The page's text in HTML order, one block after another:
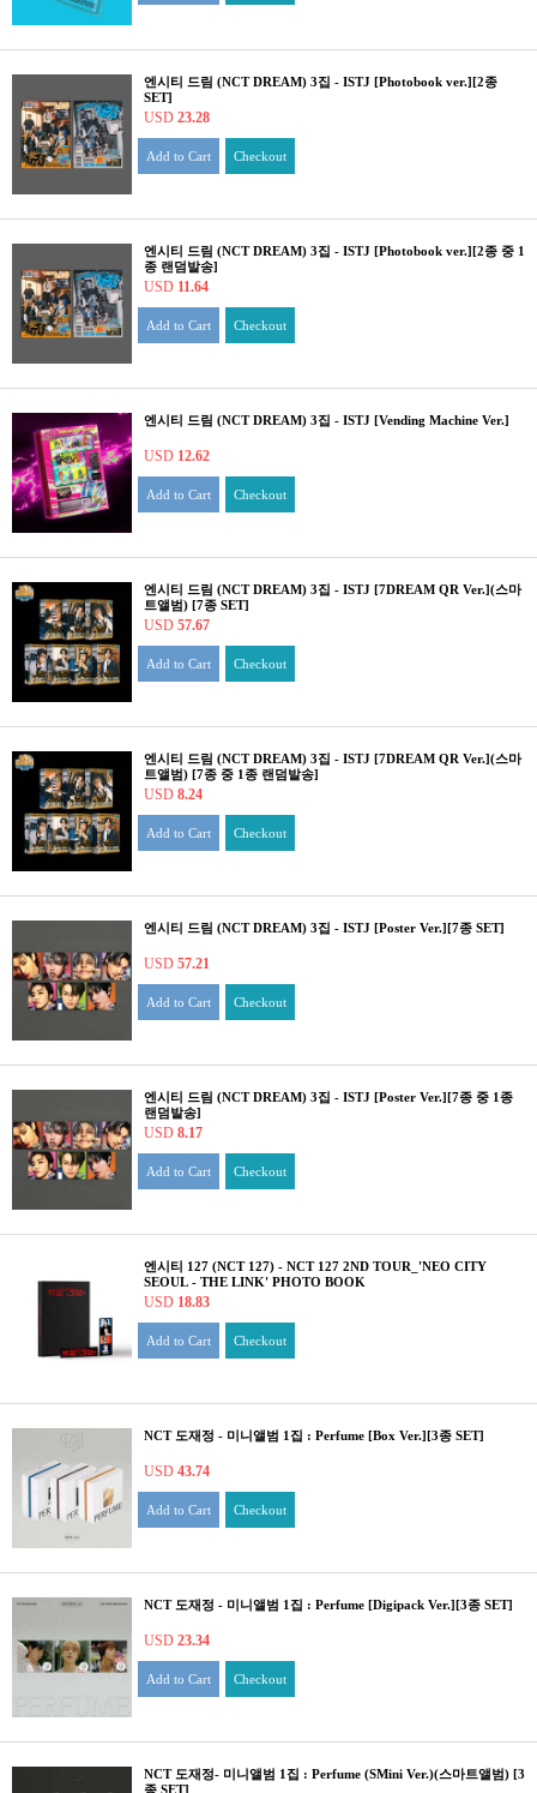
엔시티 드림 (NCT DREAM) 3집 - ISTJ [Photobook ver.][2종
SET]
USD 23.28
Add to Cart Checkout
엔시티 드림 (NCT DREAM) 3집 - ISTJ [Photobook ver.][2종 중 1
종 랜덤발송]
USD 11.64
Add to Cart Checkout
엔시티 드림 (NCT DREAM) 3집 - ISTJ [Vending Machine Ver.]
USD 12.62
Add to Cart Checkout
엔시티 드림 (NCT DREAM) 3집 - ISTJ [7DREAM QR Ver.](스마
트앨범) [7종 SET]
USD 57.67
Add to Cart Checkout
엔시티 드림 (NCT DREAM) 3집 - ISTJ [7DREAM QR Ver.](스마
트앨범) [7종 중 1종 랜덤발송]
USD 8.24
Add to Cart Checkout
엔시티 드림 (NCT DREAM) 3집 - ISTJ [Poster Ver.][7종 SET]
USD 57.21
Add to Cart Checkout
엔시티 드림 (NCT DREAM) 3집 - ISTJ [Poster Ver.][7종 중 1종
랜덤발송]
USD 8.17
Add to Cart Checkout
엔시티 127 (NCT 127) - NCT 127 2ND TOUR_'NEO CITY
SEOUL - THE LINK' PHOTO BOOK
USD 18.83
Add to Cart Checkout
NCT 도재정 - 미니앨범 1집 : Perfume [Box Ver.][3종 SET]
USD 43.74
Add to Cart Checkout
NCT 도재정 - 미니앨범 1집 : Perfume [Digipack Ver.][3종 SET]
USD 23.34
Add to Cart Checkout
NCT 도재정- 미니앨범 1집 : Perfume (SMini Ver.)(스마트앨범) [3
종 SET]